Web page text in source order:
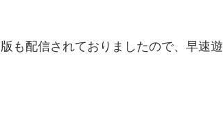
も配信されておりましたので、早速遊